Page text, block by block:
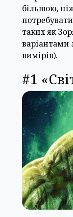
більшою,
таких як
варіантами
вимірів).
#1